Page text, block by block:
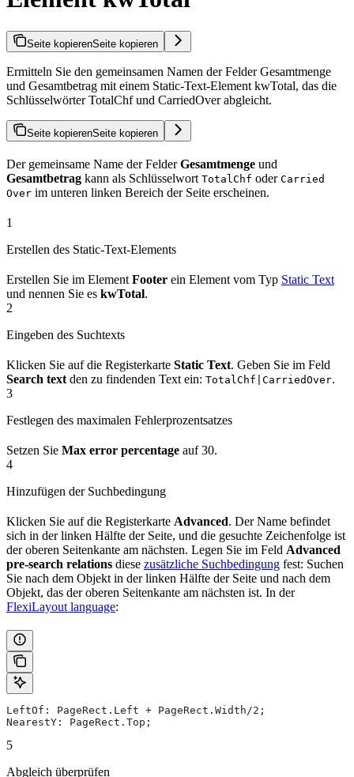
Seite kopierenSeite kopieren
Ermitteln Sie den gemeinsamen Namen der Felder Gesamtmenge
und Gesamtbetrag mit einem Static-Text-Element kwTotal, das die
Schlüsselwörter TotalChf und CarriedOver abgleicht.
Seite kopierenSeite kopieren
Der gemeinsame Name der FelderGesamtmenge und
Gesamtbetrag kann als Schlüsselwort TotalChf oder Carried
Over im unteren linken Bereich der Seite erscheinen.
1
Erstellen des Static-Text-Elements
Erstellen Sie im Element Footer ein Element vom Typ Static Text
und nennen Sie es kwTotal.
2
Eingeben des Suchtexts
Klicken Sie auf die Registerkarte Static Text. Geben Sie im Feld
Search text den zu findenden Text ein: TotalChf|CarriedOver.
3
Festlegen des maximalen Fehlerprozentsatzes
Setzen Sie Max error percentage auf 30.
4
Hinzufügen der Suchbedingung
Klicken Sie auf die Registerkarte Advanced. Der Name befindet
sich in der linken Hälfte der Seite, und die gesuchte Zeichenfolge ist
der oberen Seitenkante am nächsten. Legen Sie im Feld Advanced
pre-search relations diese zusätzliche Suchbedingung fest: Suchen
Sie nach dem Objekt in der linken Hälfte der Seite und nach dem
Objekt, das der oberen Seitenkante am nächsten ist. In der
FlexiLayout language:
LeftOf: PageRect.Left + PageRect.Width/2;
NearestY: PageRect.Top;
5
Abgleich überprüfen